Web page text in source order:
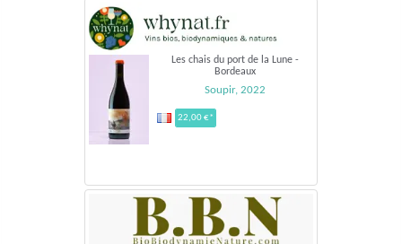
Les chais du port de la Lune -
Bordeaux
Soupir, 2022
22,00 €*